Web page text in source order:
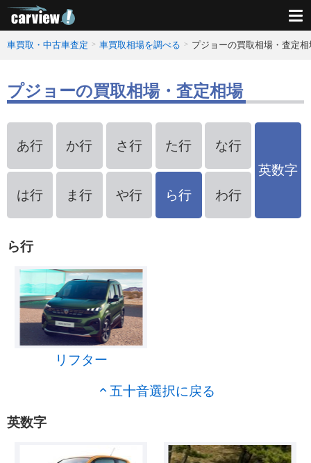
車買取・中古車査定 車買取相場を調べる プジョーの買取相場・査定相
プジョーの買取相場・査定相場
あ行 か行 さ行 た行 な行
は行 ま行 や行 ら行 わ行
英数字
ら行
リフター
五十音選択に戻る
英数字